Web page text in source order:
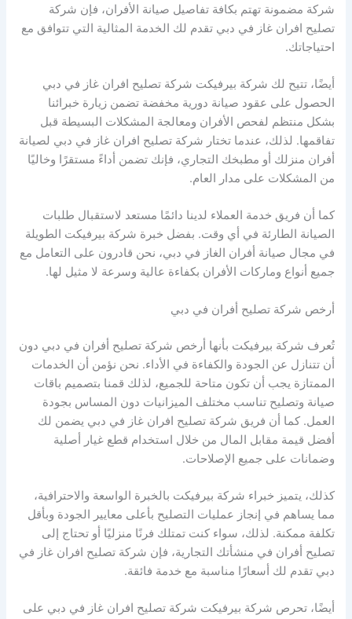
شركة مضمونة تهتم بكافة تفاصيل صيانة الأفران، فإن شركة
تصليح افران غاز في دبي تقدم لك الخدمة المثالية التي تتوافق مع
احتياجاتك.
أيضًا، تتيح لك شركة بيرفيكت شركة تصليح افران غاز في دبي
الحصول على عقود صيانة دورية مخفضة تضمن زيارة خبرائنا
بشكل منتظم لفحص الأفران ومعالجة المشكلات البسيطة قبل
تفاقمها. لذلك، عندما تختار شركة تصليح افران غاز في دبي لصيانة
أفران منزلك أو مطبخك التجاري، فإنك تضمن أداءً مستقرًا وخاليًا
من المشكلات على مدار العام.
كما أن فريق خدمة العملاء لدينا دائمًا مستعد لاستقبال طلبات
الصيانة الطارئة في أي وقت. بفضل خبرة شركة بيرفيكت الطويلة
في مجال صيانة أفران الغاز في دبي، نحن قادرون على التعامل مع
جميع أنواع وماركات الأفران بكفاءة عالية وسرعة لا مثيل لها.
أرخص شركة تصليح أفران في دبي
تُعرف شركة بيرفيكت بأنها أرخص شركة تصليح أفران في دبي دون
أن تتنازل عن الجودة والكفاءة في الأداء. نحن نؤمن أن الخدمات
الممتازة يجب أن تكون متاحة للجميع، لذلك قمنا بتصميم باقات
صيانة وتصليح تناسب مختلف الميزانيات دون المساس بجودة
العمل. كما أن فريق شركة تصليح افران غاز في دبي يضمن لك
أفضل قيمة مقابل المال من خلال استخدام قطع غيار أصلية
وضمانات على جميع الإصلاحات.
كذلك، يتميز خبراء شركة بيرفيكت بالخبرة الواسعة والاحترافية،
مما يساهم في إنجاز عمليات التصليح بأعلى معايير الجودة وبأقل
تكلفة ممكنة. لذلك، سواء كنت تمتلك فرنًا منزليًا أو تحتاج إلى
تصليح أفران في منشأتك التجارية، فإن شركة تصليح افران غاز في
دبي تقدم لك أسعارًا مناسبة مع خدمة فائقة.
أيضًا، تحرص شركة بيرفيكت شركة تصليح افران غاز في دبي على